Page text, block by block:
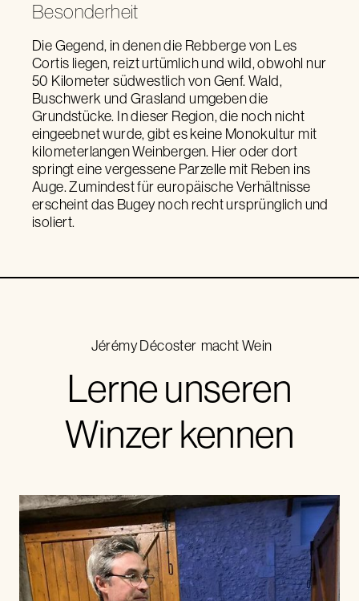
Besonderheit
Die Gegend, in denen die Rebberge von Les
Cortis liegen, reizt urtümlich und wild, obwohl nur
50 Kilometer südwestlich von Genf. Wald,
Buschwerk und Grasland umgeben die
Grundstücke. In dieser Region, die noch nicht
eingeebnet wurde, gibt es keine Monokultur mit
kilometerlangen Weinbergen. Hier oder dort
springt eine vergessene Parzelle mit Reben ins
Auge. Zumindest für europäische Verhältnisse
erscheint das Bugey noch recht ursprünglich und
isoliert.
Jérémy Décoster macht Wein
Lerne unseren
Winzer kennen